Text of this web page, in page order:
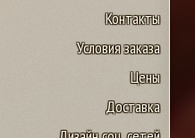
Контакты
Условия заказа
Цены
Доставка